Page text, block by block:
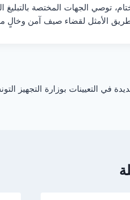
توصي الجهات المختصة بالتبليغ
الأمثل لقضاء صيف آمن وخالٍ
في التعيينات بوزارة التجهيز